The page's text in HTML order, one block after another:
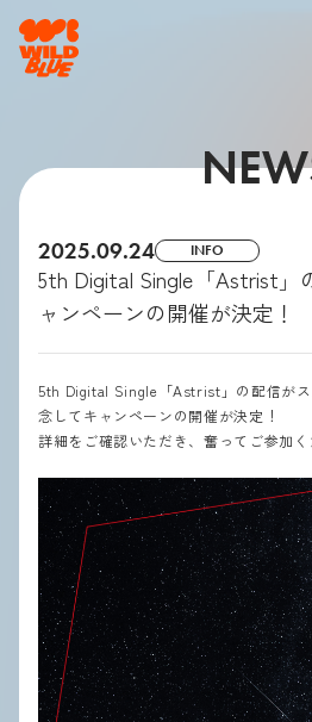
2025.09.24 INFO
5th Digital Single「Astrist」
ャンペーンの開催が決定！
5th Digital Single「Astrist」の配信が
念してキャンペーンの開催が決定！
詳細をご確認いただき、奮ってご参加く